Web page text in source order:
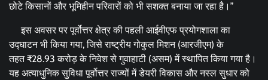
छोटे किसानों और भूमिहीन परिवारों को भी सशक्त बनाया जा रहा है।”
इस अवसर पर पूर्वोत्तर क्षेत्र की पहली आईवीएफ प्रयोगशाला का
उद्घाटन भी किया गया, जिसे राष्ट्रीय गोकुल मिशन (आरजीएम) के
तहत ₹28.93 करोड़ के निवेश से गुवाहाटी (असम) में स्थापित किया गया है।
यह अत्याधुनिक सुविधा पूर्वोत्तर राज्यों में डेयरी विकास और नस्ल सुधार को